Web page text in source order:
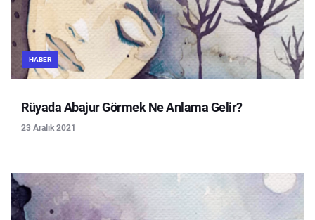
HABER
Rüyada Abajur Görmek Ne Anlama Gelir?
23 Aralık 2021